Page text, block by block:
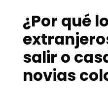
¿Por qué
salir o
novias